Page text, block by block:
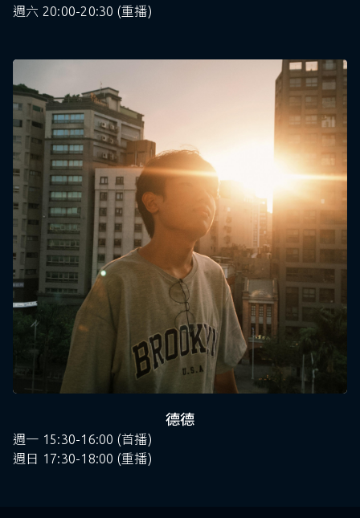
週六 20:00-20:30 (重播)
德德
週一 15:30-16:00 (首播)
週日 17:30-18:00 (重播)